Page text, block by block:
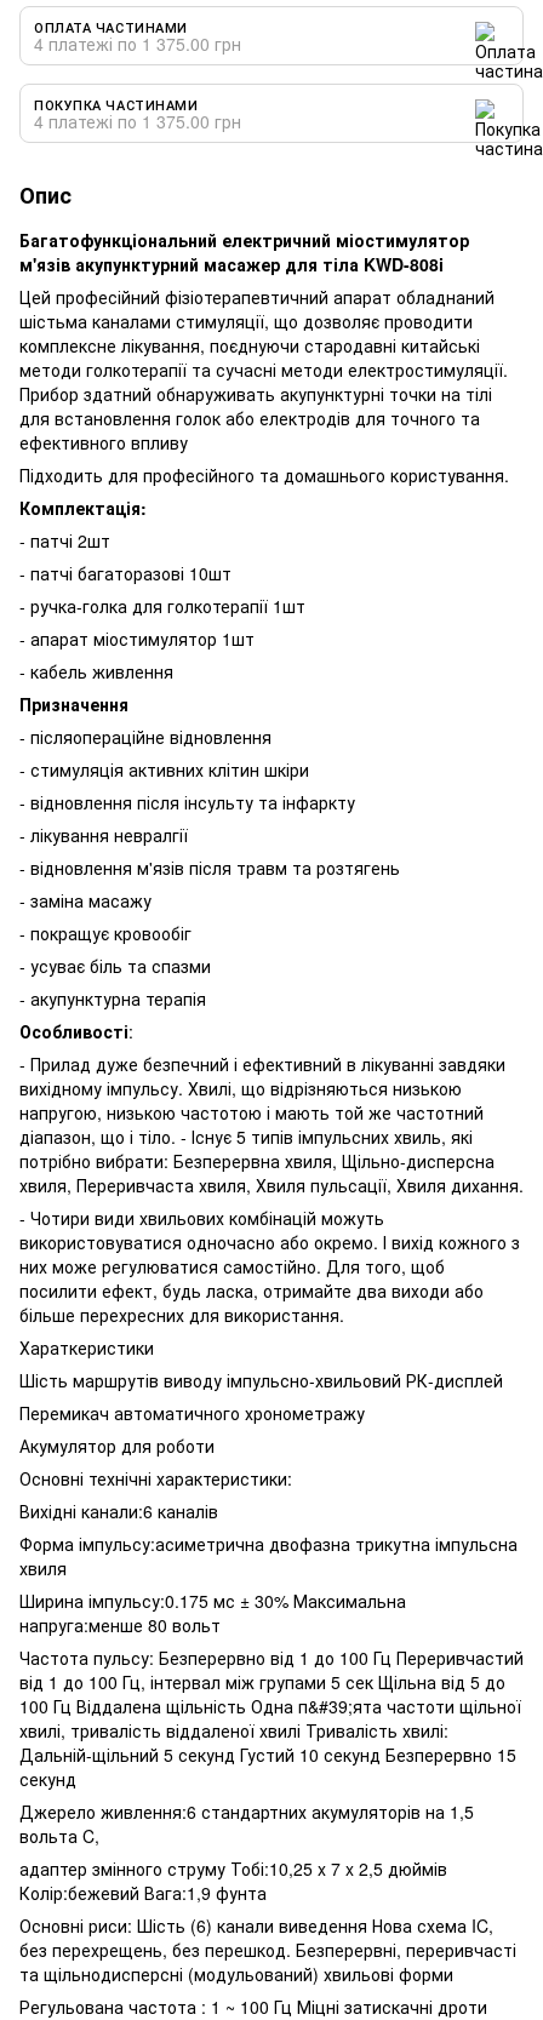
ОПЛАТА ЧАСТИНАМИ
4 платежі по 1 375.00 грн
ПОКУПКА ЧАСТИНАМИ
4 платежі по 1 375.00 грн
Опис
Багатофункціональний електричний міостимулятор
м'язів акупунктурний масажер для тіла KWD-808i
Цей професійний фізіотерапевтичний апарат обладнаний
шістьма каналами стимуляції, що дозволяє проводити
комплексне лікування, поєднуючи стародавні китайські
методи голкотерапії та сучасні методи електростимуляції.
Прибор здатний обнаруживать акупунктурні точки на тілі
для встановлення голок або електродів для точного та
ефективного впливу
Підходить для професійного та домашнього користування.
Комплектація:
- патчі 2шт
- патчі багаторазові 10шт
- ручка-голка для голкотерапії 1шт
- апарат міостимулятор 1шт
- кабель живлення
Призначення
- післяопераційне відновлення
- стимуляція активних клітин шкіри
- відновлення після інсульту та інфаркту
- лікування невралгії
- відновлення м'язів після травм та розтягень
- заміна масажу
- покращує кровообіг
- усуває біль та спазми
- акупунктурна терапія
Особливості:
- Прилад дуже безпечний і ефективний в лікуванні завдяки
вихідному імпульсу. Хвилі, що відрізняються низькою
напругою, низькою частотою і мають той же частотний
діапазон, що і тіло. - Існує 5 типів імпульсних хвиль, які
потрібно вибрати: Безперервна хвиля, Щільно-дисперсна
хвиля, Переривчаста хвиля, Хвиля пульсації, Хвиля дихання.
- Чотири види хвильових комбінацій можуть
використовуватися одночасно або окремо. І вихід кожного з
них може регулюватися самостійно. Для того, щоб
посилити ефект, будь ласка, отримайте два виходи або
більше перехресних для використання.
Хараткеристики
Шість маршрутів виводу імпульсно-хвильовий РК-дисплей
Перемикач автоматичного хронометражу
Акумулятор для роботи
Основні технічні характеристики:
Вихідні канали:6 каналів
Форма імпульсу:асиметрична двофазна трикутна імпульсна
хвиля
Ширина імпульсу:0.175 мс ± 30% Максимальна
напруга:менше 80 вольт
Частота пульсу: Безперервно від 1 до 100 Гц Переривчастий
від 1 до 100 Гц, інтервал між групами 5 сек Щільна від 5 до
100 Гц Віддалена щільність Одна п&#39;ята частоти щільної
хвилі, тривалість віддаленої хвилі Тривалість хвилі:
Дальній-щільний 5 секунд Густий 10 секунд Безперервно 15
секунд
Джерело живлення:6 стандартних акумуляторів на 1,5
вольта C,
адаптер змінного струму Тобі:10,25 x 7 x 2,5 дюймів
Колір:бежевий Вага:1,9 фунта
Основні риси: Шість (6) канали виведення Нова схема IC,
без перехрещень, без перешкод. Безперервні, переривчасті
та щільнодисперсні (модульований) хвильові форми
Регульована частота : 1 ~ 100 Гц Міцні затискачні дроти